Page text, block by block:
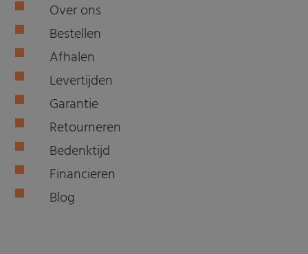
Over ons
Bestellen
Afhalen
Levertijden
Garantie
Retourneren
Bedenktijd
Financieren
Blog